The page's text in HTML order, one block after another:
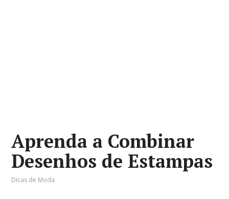
Aprenda a Combinar
Desenhos de Estampas
Dicas de Moda